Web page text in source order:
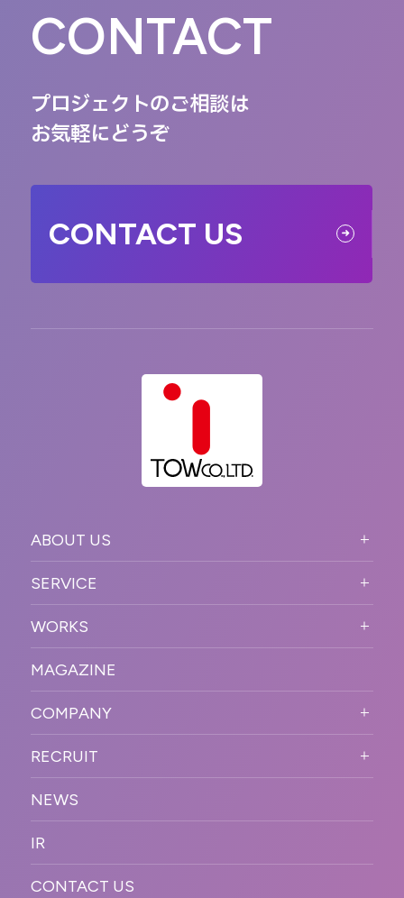
CONTACT
プロジェクトのご相談は
お気軽にどうぞ
CONTACT US
ABOUT US
PURPOSE
VISION
OUR DNA
SERVICE
STRONG POINT
BUSINESS DOMAIN
SOLUTION
WORKFLOW
WORKS
オンラインイベント
SNSプロモーション
プラットフォーム販
促
デジタル制作・映像
制作
PR
カンファレンス・展示会・アワ
ESPORTS・ゲームプロモーシ
MAGAZINE
COMPANY
COMPANY INFORMATION
MESSAGE
OFFICER
ACCESS
ORGANIZATION CHART
RECRUIT
新卒採用
キャリア採用
NEWS
IR
CONTACT US